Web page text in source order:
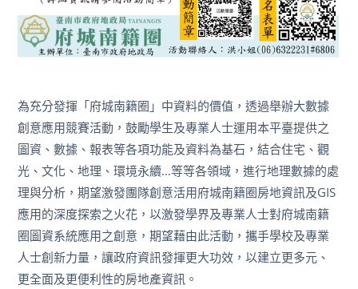
為充分發揮「府城南籍圈」中資料的價值，透過舉辦大數據
創意應用競賽活動，鼓勵學生及專業人士運用本平臺提供之
圖資、數據、報表等各項功能及資料為基石，結合住宅、觀
光、文化、地理、環境永續…等等各領域，進行地理數據的處
理與分析，期望激發團隊創意活用府城南籍圈房地資訊及GIS
應用的深度探索之火花，以激發學界及專業人士對府城南籍
圈圖資系統應用之創意，期望藉由此活動，攜手學校及專業
人士創新力量，讓政府資訊發揮更大功效，以建立更多元、
更全面及更便利性的房地產資訊。